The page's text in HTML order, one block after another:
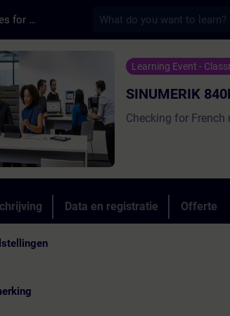
Training Services for Digital Industries
- SINUMERIK 840D SL
Learning Event -
SINUMERIK
Checking for
Data en registratie Offerte